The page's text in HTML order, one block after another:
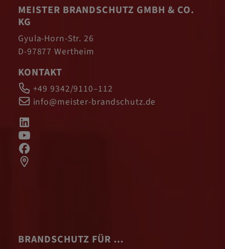
MEISTER BRANDSCHUTZ GMBH & CO.
KG
Gyula-Horn-Str. 26
D-97877 Wertheim
KONTAKT
+49 9342/9110–112
info@meister-brandschutz.de
BRANDSCHUTZ FÜR …